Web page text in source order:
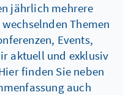
jährlich mehrere
Themen
Events,
aktuell und exklusiv
finden Sie neben
auch